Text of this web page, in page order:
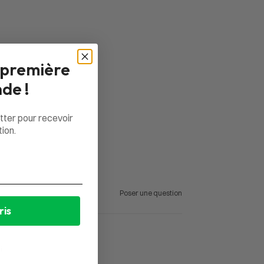
Poser une question
!
pour recevoir